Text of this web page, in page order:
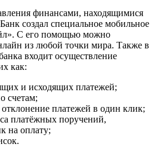
финансами, находящимися
создал специальное мобильное
С его помощью можно
из любой точки мира. Также в
входит осуществление
как:
и исходящих платежей;
счетам;
платежей в один клик;
платёжных поручений,
на оплату;